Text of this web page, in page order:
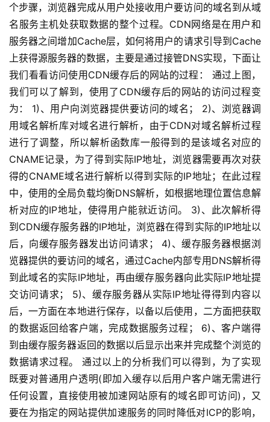
个步骤，浏览器完成从用户处接收用户要访问的域名到从域
名服务主机处获取数据的整个过程。CDN网络是在用户和
服务器之间增加Cache层，如何将用户的请求引导到Cache
上获得源服务器的数据，主要是通过接管DNS实现，下面让
我们看看访问使用CDN缓存后的网站的过程： 通过上图，
我们可以了解到，使用了CDN缓存后的网站的访问过程变
为： 1)、用户向浏览器提供要访问的域名； 2)、浏览器调
用域名解析库对域名进行解析，由于CDN对域名解析过程
进行了调整，所以解析函数库一般得到的是该域名对应的
CNAME记录，为了得到实际IP地址，浏览器需要再次对获
得的CNAME域名进行解析以得到实际的IP地址；在此过程
中，使用的全局负载均衡DNS解析，如根据地理位置信息解
析对应的IP地址，使得用户能就近访问。 3)、此次解析得
到CDN缓存服务器的IP地址，浏览器在得到实际的IP地址以
后，向缓存服务器发出访问请求； 4)、缓存服务器根据浏
览器提供的要访问的域名，通过Cache内部专用DNS解析得
到此域名的实际IP地址，再由缓存服务器向此实际IP地址提
交访问请求； 5)、缓存服务器从实际IP地址得得到内容以
后，一方面在本地进行保存，以备以后使用，二方面把获取
的数据返回给客户端，完成数据服务过程； 6)、客户端得
到由缓存服务器返回的数据以后显示出来并完成整个浏览的
数据请求过程。 通过以上的分析我们可以得到，为了实现
既要对普通用户透明(即加入缓存以后用户客户端无需进行
任何设置，直接使用被加速网站原有的域名即可访问)，又
要在为指定的网站提供加速服务的同时降低对ICP的影响，